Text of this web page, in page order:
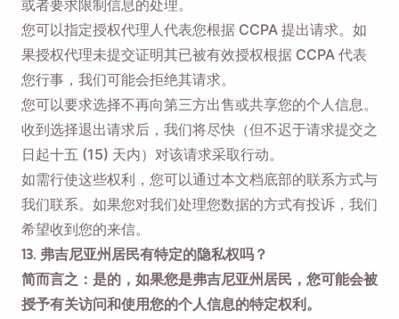
或者要求限制信息的处理。
您可以指定授权代理人代表您根据 CCPA 提出请求。如
果授权代理未提交证明其已被有效授权根据 CCPA 代表
您行事，我们可能会拒绝其请求。
您可以要求选择不再向第三方出售或共享您的个人信息。
收到选择退出请求后，我们将尽快（但不迟于请求提交之
日起十五 (15) 天内）对该请求采取行动。
如需行使这些权利，您可以通过本文档底部的联系方式与
我们联系。如果您对我们处理您数据的方式有投诉，我们
希望收到您的来信。
13. 弗吉尼亚州居民有特定的隐私权吗？
简而言之：是的，如果您是弗吉尼亚州居民，您可能会被
授予有关访问和使用您的个人信息的特定权利。